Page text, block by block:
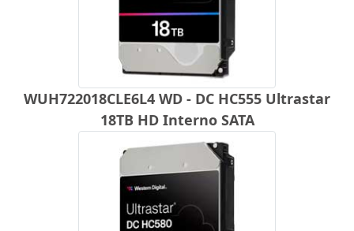
WUH722018CLE6L4 WD - DC HC555 Ultrastar
18TB HD Interno SATA